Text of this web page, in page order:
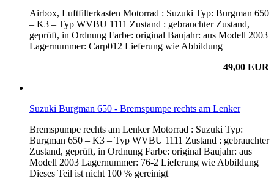
Airbox, Luftfilterkasten Motorrad : Suzuki Typ: Burgman 650
– K3 – Typ WVBU 1111 Zustand : gebrauchter Zustand,
geprüft, in Ordnung Farbe: original Baujahr: aus Modell 2003
Lagernummer: Carp012 Lieferung wie Abbildung
49,00 EUR
Suzuki Burgman 650 - Bremspumpe rechts am Lenker
Bremspumpe rechts am Lenker Motorrad : Suzuki Typ:
Burgman 650 – K3 – Typ WVBU 1111 Zustand : gebrauchter
Zustand, geprüft, in Ordnung Farbe: original Baujahr: aus
Modell 2003 Lagernummer: 76-2 Lieferung wie Abbildung
Dieses Teil ist nicht 100 % gereinigt